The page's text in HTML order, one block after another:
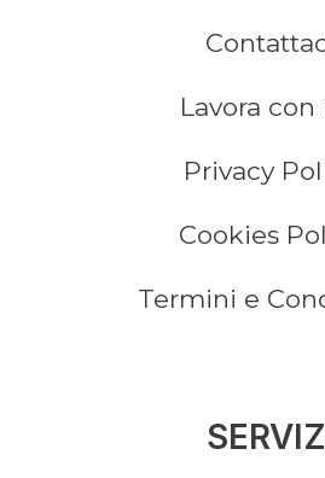
Lavora con
Privacy
Cookies
Termini e